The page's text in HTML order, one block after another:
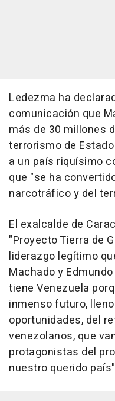
Ledezma ha
comunicación que
más de 30 millones
terrorismo de
a un país riquísimo
que "se ha
narcotráfico y del
El exalcalde de
"Proyecto Tierra de
liderazgo legítimo
Machado y
tiene Venezuela
inmenso futuro,
oportunidades, del
venezolanos, que
protagonistas del
nuestro querido